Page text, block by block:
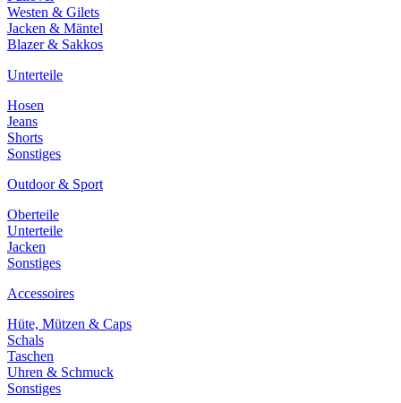
Westen & Gilets
Jacken & Mäntel
Blazer & Sakkos
Unterteile
Hosen
Jeans
Shorts
Sonstiges
Outdoor & Sport
Oberteile
Unterteile
Jacken
Sonstiges
Accessoires
Hüte, Mützen & Caps
Schals
Taschen
Uhren & Schmuck
Sonstiges